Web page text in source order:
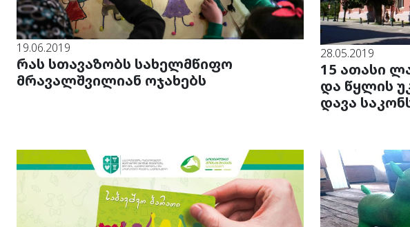
19.06.2019
რას სთავაზობს სახელმწიფო
მრავალშვილიან ოჯახებს
28.05.2019
15 ათასი
და წყლის
დავა